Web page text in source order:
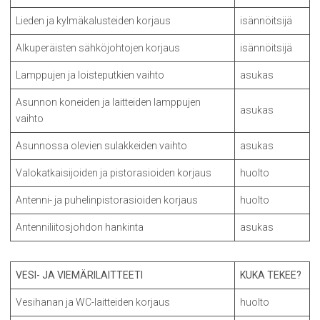
Lieden ja kylmäkalusteiden korjaus isännöitsijä
Alkuperäisten sähköjohtojen korjaus isännöitsijä
Lamppujen ja loisteputkien vaihto asukas
Asunnon koneiden ja laitteiden lamppujen
vaihto
asukas
Asunnossa olevien sulakkeiden vaihto asukas
Valokatkaisijoiden ja pistorasioiden korjaus huolto
Antenni- ja puhelinpistorasioiden korjaus huolto
Antenniliitosjohdon hankinta asukas
VESI- JA VIEMÄRILAITTEETI KUKA TEKEE?
Vesihanan ja WC-laitteiden korjaus huolto